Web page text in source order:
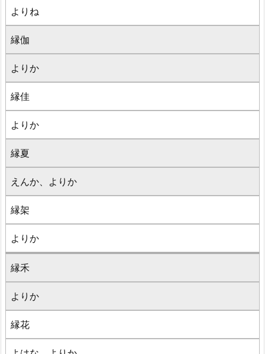
よりね
縁伽
よりか
縁佳
よりか
縁夏
えんか、よりか
縁架
よりか
縁禾
よりか
縁花